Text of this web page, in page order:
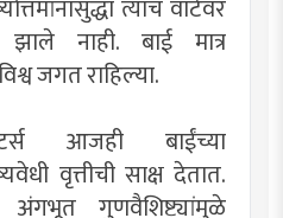
त्याच वाटेवर
नाही. बाई मात्र
जगत राहिल्या.
आजही बाईंच्या
वृत्तीची साक्ष देतात.
अंगभूत गुणवैशिष्ट्यांमुळे